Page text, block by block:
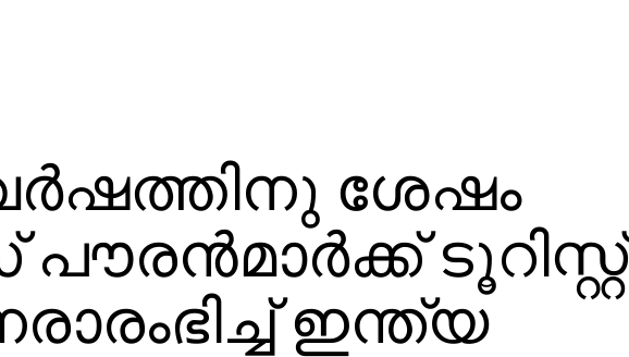
ശേഷം
ടൂറിസ്റ്റ്
ഇന്ത്യ